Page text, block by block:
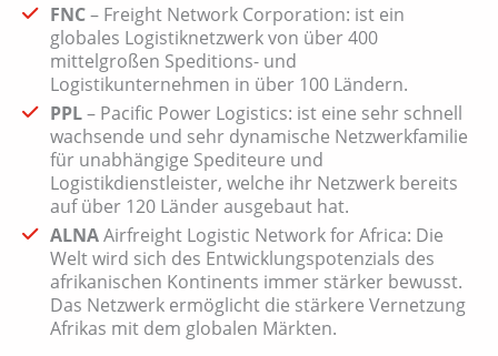
FNC– Freight Network Corporation: ist ein
globales Logistiknetzwerk von über 400
mittelgroßen Speditions- und
Logistikunternehmen in über 100 Ländern.
PPL– Pacific Power Logistics: ist eine sehr schnell
wachsende und sehr dynamische Netzwerkfamilie
für unabhängige Spediteure und
Logistikdienstleister, welche ihr Netzwerk bereits
auf über 120 Länder ausgebaut hat.
ALNAAirfreight Logistic Network for Africa: Die
Welt wird sich des Entwicklungspotenzials des
afrikanischen Kontinents immer stärker bewusst.
Das Netzwerk ermöglicht die stärkere Vernetzung
Afrikas mit dem globalen Märkten.